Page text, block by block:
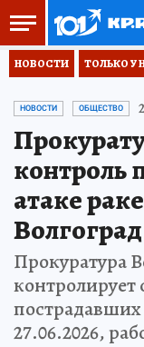
НОВОСТИ ТОЛЬКО У
НОВОСТИ ОБЩЕСТВО
контроль
атаке
Волгоград
Прокуратура
контролирует
27.06.2026,